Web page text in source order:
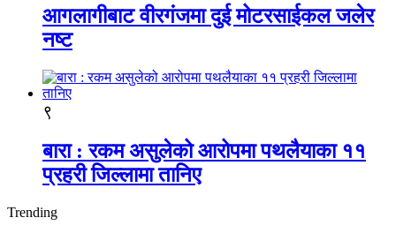
आगलागीबाट वीरगंजमा दुई मोटरसाईकल जलेर
नष्ट
९
बारा : रकम असुलेको आरोपमा पथलैयाका ११
प्रहरी जिल्लामा तानिए
Trending